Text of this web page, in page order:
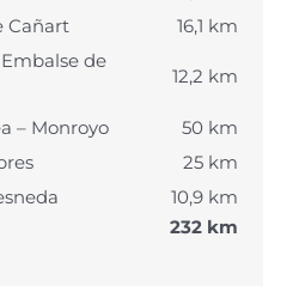
Cañart
16,1 km
de
12,2 km
– Monroyo
50 km
25 km
10,9 km
232 km